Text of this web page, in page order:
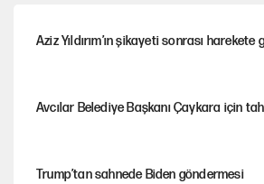
Aziz Yıldırım’ın şikayeti sonrası harekete
Avcılar Belediye Başkanı Çaykara için
Trump’tan sahnede Biden göndermesi